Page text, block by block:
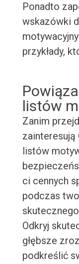
Ponadto
wskazówki
przykłady,
listów
Zanim
zainteresują
listów
ci cennych
podczas
Odkryj
głębsze
podkreślić